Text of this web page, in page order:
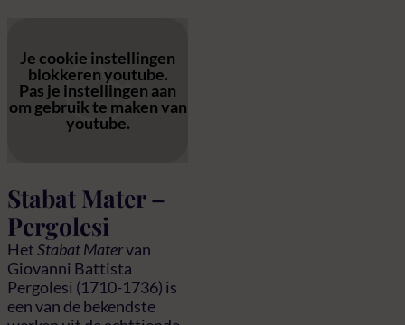
Stabat Mater –
Pergolesi
HetStabat Matervan
Giovanni Battista
Pergolesi (1710-1736) is
een van de bekendste
Je cookie instellingen
blokkeren youtube.
Pas je instellingen aan
om gebruik te maken van
youtube.